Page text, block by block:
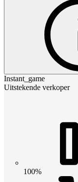
Instant_game
Uitstekende verkoper
100%